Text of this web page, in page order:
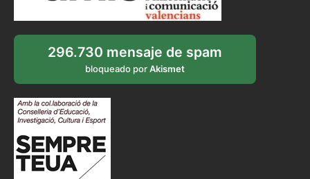
296.730 mensaje de spam
bloqueado porAkismet